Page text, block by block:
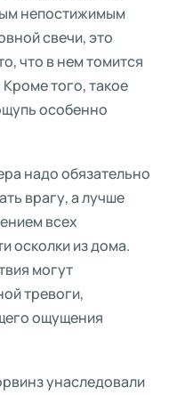
непостижимым
свечи, это
что в нем томится
того, такое
особенно
надо обязательно
врагу, а лучше
всех
осколки из дома.
могут
тревоги,
ощущения
унаследовали